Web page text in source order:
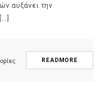
αυξάνει την
READMORE